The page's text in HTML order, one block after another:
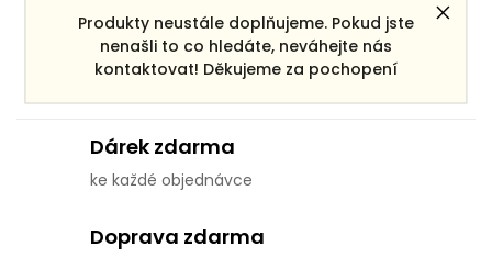
Produkty neustále doplňujeme. Pokud jste
nenašli to co hledáte, neváhejte nás
kontaktovat! Děkujeme za pochopení
Sdílet
Dárek zdarma
ke každé objednávce
Doprava zdarma